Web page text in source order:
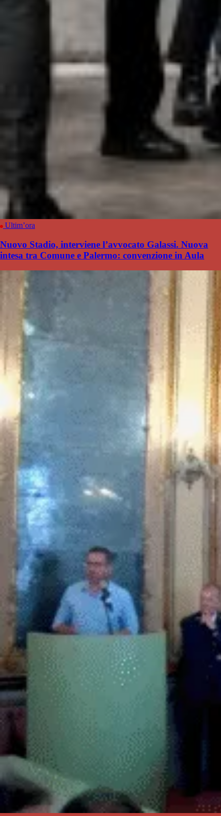
Ultim’ora
Nuovo Stadio, interviene l’avvocato Galassi. Nuova
intesa tra Comune e Palermo: convenzione in Aula